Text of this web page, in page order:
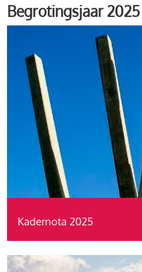
Begrotingsjaar 2025
Kadernota 2025